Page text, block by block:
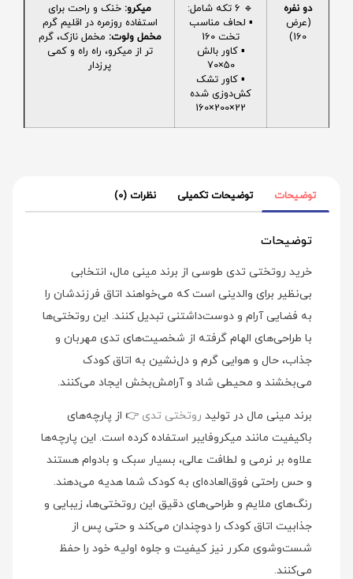
دو نفره
(عرض
160)
🔹 6 تکه شامل:
▪️ لحاف مناسب
تخت 160
▪️ کاور بالش
50×70
▪️ کاور تشک
کش‌دوزی شده
22×200×160
میکرو: خنک و راحت برای
استفاده روزمره در اقلیم گرم
مخمل ولوت: مخمل نازک، گرم
تر از میکرو، راه راه و کمی
پرزدار
توضیحات توضیحات تکمیلی نظرات (0)
توضیحات
خرید روتختی تدی طوسی از برند مینی‌ مال، انتخابی
بی‌نظیر برای والدینی است که می‌خواهند اتاق فرزندشان را
به فضایی آرام و دوست‌داشتنی تبدیل کنند. این روتختی‌ها
با طراحی‌های الهام گرفته از شخصیت‌های تدی مهربان و
جذاب، حال و هوایی گرم و دل‌نشین به اتاق کودک
می‌بخشند و محیطی شاد و آرامش‌بخش ایجاد می‌کنند.
برند مینی‌ مال در تولید روتختی تدی 👉 از پارچه‌های
باکیفیت مانند میکروفایبر استفاده کرده است. این پارچه‌ها
علاوه بر نرمی و لطافت عالی، بسیار سبک و بادوام هستند
و حس راحتی فوق‌العاده‌ای به کودک شما هدیه می‌دهند.
رنگ‌های ملایم و طراحی‌های دقیق این روتختی‌ها، زیبایی و
جذابیت اتاق کودک را دوچندان می‌کند و حتی پس از
شست‌وشوی مکرر نیز کیفیت و جلوه اولیه خود را حفظ
می‌کنند.